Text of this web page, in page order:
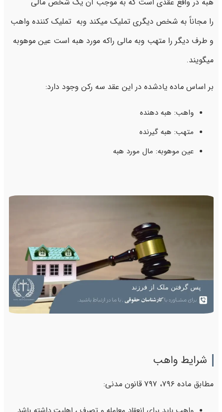
را مجاناً به شخص دیگری تملیک میکند وبه تملیک‌ کننده واهب
و طرف دیگر را متهب وبه مالی را‌که مورد هبه است عین موهوبه
میگویند.
بر اساس ماده یادشده در این عقد سه رکن وجود دارد:
واهب: هبه دهنده
متهب: هبه گیرنده
عین موهوبه: مال مورد هبه
شرایط واهب
مطابق ماده ۷۹۶، ۷۹۷ قانون مدنی: